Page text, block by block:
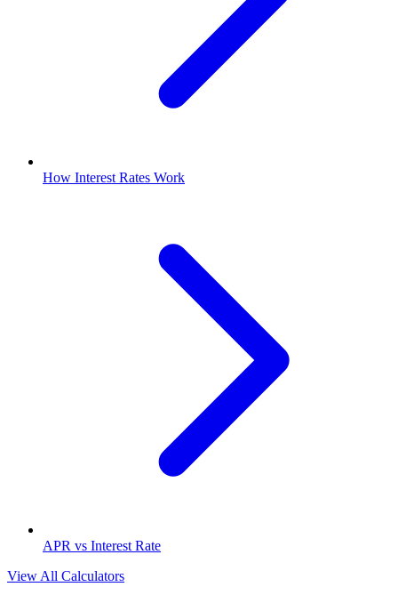
How Interest Rates Work
APR vs Interest Rate
View All Calculators